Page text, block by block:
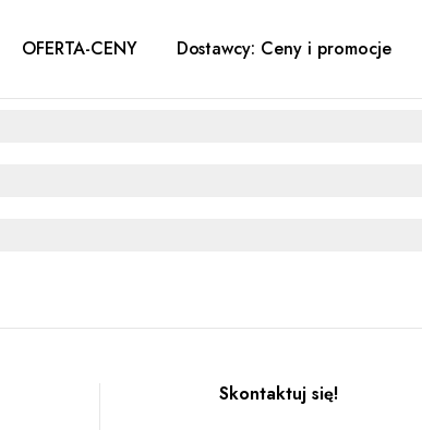
OFERTA-CENY Dostawcy: Ceny i promocje
Skontaktuj się!